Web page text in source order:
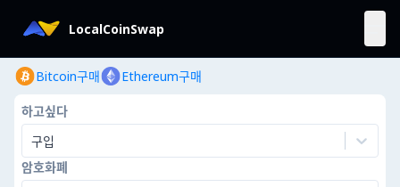
LocalCoinSwap
Bitcoin구매 Ethereum구매
하고싶다
구입
암호화폐